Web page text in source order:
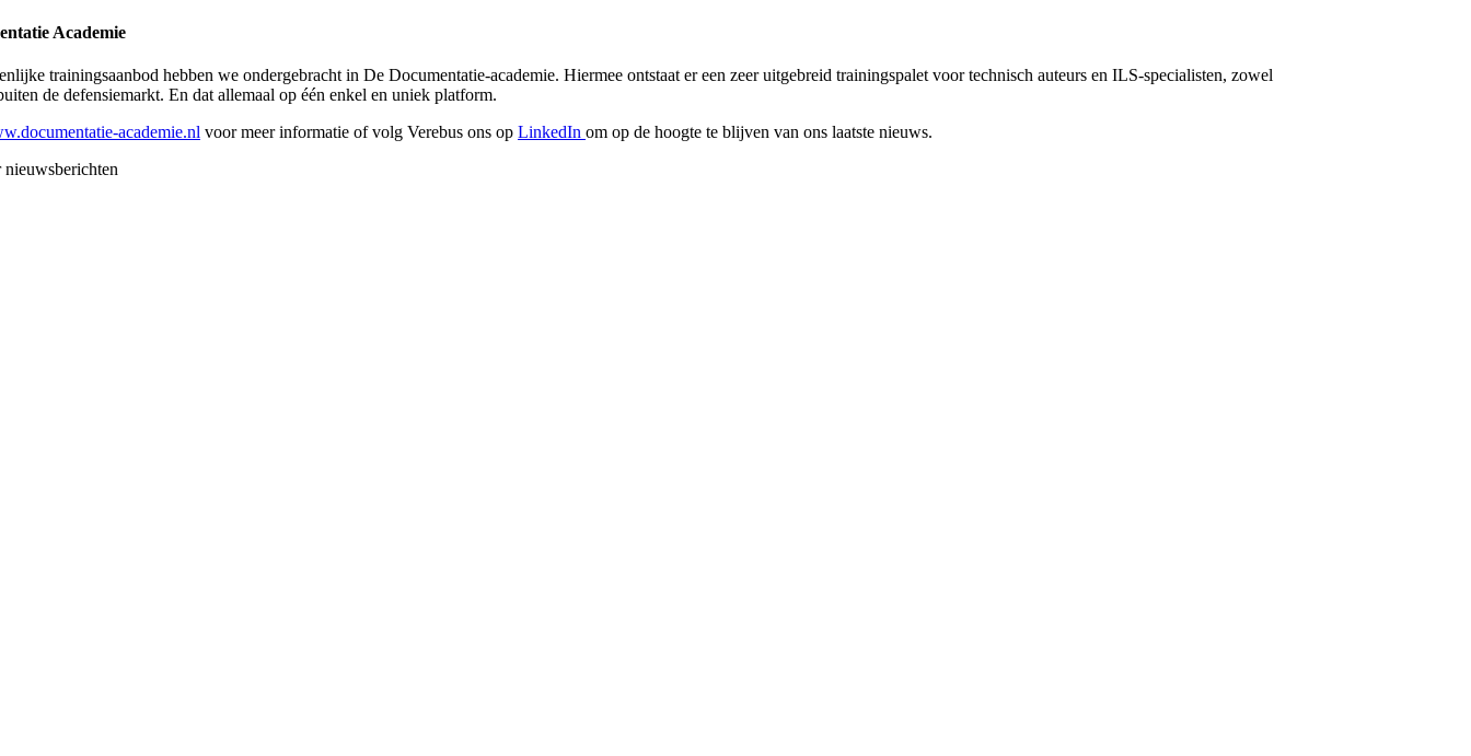
Academie
trainingsaanbod hebben we ondergebracht in De Documentatie-academie. Hiermee ontstaat er een zeer uitgebreid trainingspalet voor technisch auteurs en ILS-specialisten, zowel
de defensiemarkt. En dat allemaal op één enkel en uniek platform.
academie.nl voor meer informatie of volg Verebus ons op LinkedIn om op de hoogte te blijven van ons laatste nieuws.
nieuwsberichten